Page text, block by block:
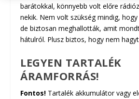
barátokkal, könnyebb volt előre
nekik. Nem volt szükség mindig,
de biztosan meghallották, amit
hátulról. Plusz biztos, hogy nem
LEGYEN TARTALÉK
ÁRAMFORRÁS!
Fontos! Tartalék akkumulátor vagy